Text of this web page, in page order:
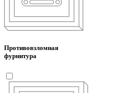
Противовзломная
фурнитура